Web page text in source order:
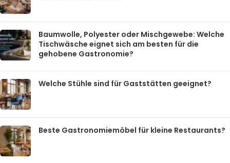
Baumwolle, Polyester oder Mischgewebe: Welche
Tischwäsche eignet sich am besten für die
gehobene Gastronomie?
Welche Stühle sind für Gaststätten geeignet?
Beste Gastronomiemöbel für kleine Restaurants?